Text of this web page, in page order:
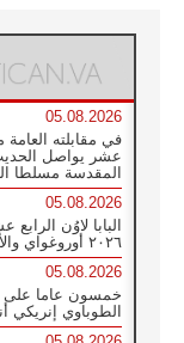
05.08.2026
في مقابلته العامة
عشر يواصل
المقدسة مسلطا
05.08.2026
البابا لاوُن
٢٠٢٦ أوروغواي والأرجنتين وبيرو
05.08.2026
خمسون عاما على
الطوباوي إنريكي